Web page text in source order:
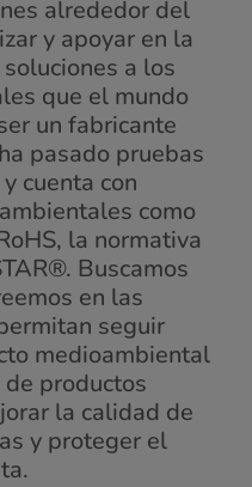
alrededor del
y apoyar en la
a los
que el mundo
un fabricante
pasado pruebas
cuenta con
como
la normativa
Buscamos
en las
seguir
medioambiental
productos
la calidad de
y proteger el